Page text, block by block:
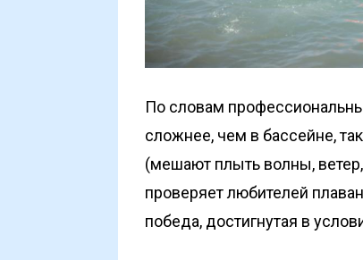
По словам
сложнее, чем в бассейне,
(мешают плыть волны, ветер,
проверяет любителей
победа, достигнутая в